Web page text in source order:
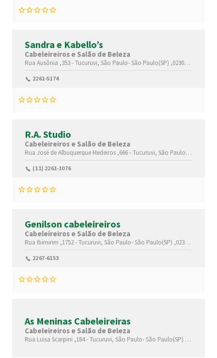
Sandra e Kabello’s
Cabeleireiros e Salão de Beleza
Rua Ausônia ,353 -Tucuruvi, São Paulo-São Paulo(SP) ,02308050
2261-5174
R.A. Studio
Cabeleireiros e Salão de Beleza
Rua José de Albuquerque Medeiros ,666 -Tucuruvi, São Paulo- São
(11) 2261-1076
Genilson cabeleireiros
Cabeleireiros e Salão de Beleza
Rua Ibimirim ,1752 -Tucuruvi, São Paulo-São Paulo(SP) ,02312020
2267-6153
As Meninas Cabeleireiras
Cabeleireiros e Salão de Beleza
Rua Luisa Scarpini ,184 -Tucuruvi, São Paulo-São Paulo(SP)